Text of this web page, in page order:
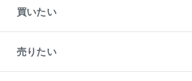
買いたい
新築・分譲マンションの購入
中古マンションの購入
一戸建ての購入
売りたい